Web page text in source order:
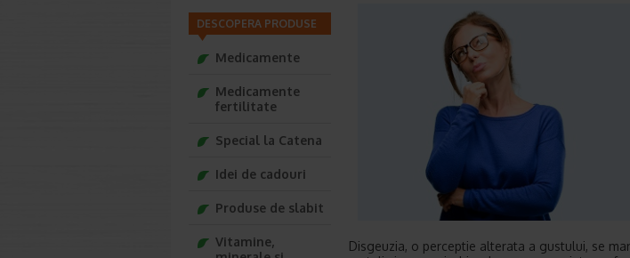
Disgeuzia, o perceptie alterata a gustului, se
DESCOPERA PRODUSE
Medicamente
Medicamente
fertilitate
Special la Catena
Idei de cadouri
Produse de slabit
Vitamine,